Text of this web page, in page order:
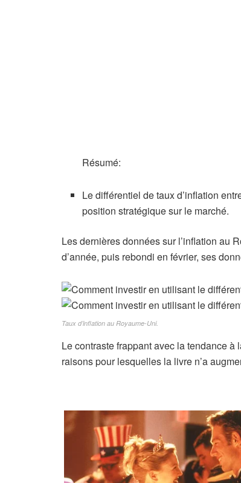
Résumé:
Le différentiel de taux d’inflation
position stratégique sur le marché.
Les dernières données sur l’inflation au
d’année, puis rebondi en février, ses
Taux d’inflation au Royaume-Uni.
Le contraste frappant avec la tendance à
raisons pour lesquelles la livre n’a